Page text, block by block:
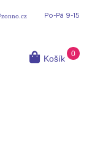
Po-Pá 9-15
Košík 0